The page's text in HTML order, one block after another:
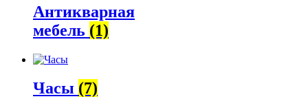
Антикварная
мебель (1)
Часы (7)